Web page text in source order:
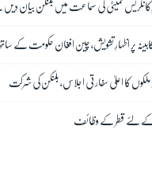
کمیٹی کی سماعت میں بلنکن بیان
کابینہ پر اظہارِ تشویش، چین افغان حکومت کے
کے لئے قطر کے وظائف